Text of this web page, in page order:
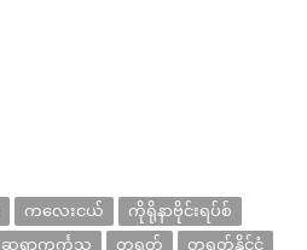
ကလေးငယ်
ကိုရိုနာဗိုင်းရပ်စ်
ဆရာကင်္ကသူ တရုတ် တရုတ်နိုင်ငံ